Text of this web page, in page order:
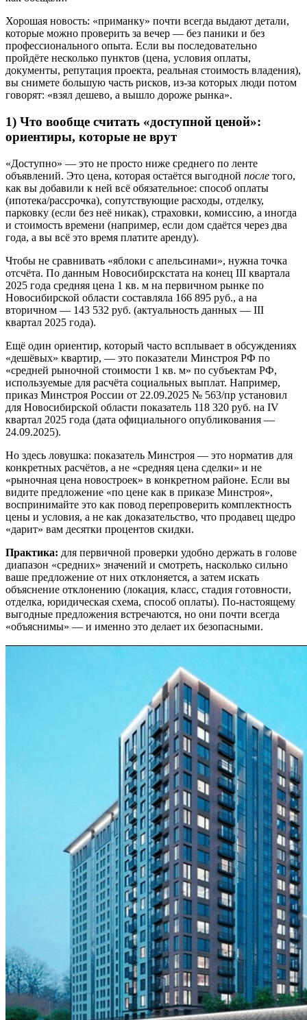
Хорошая новость: «приманку» почти всегда выдают детали,
которые можно проверить за вечер — без паники и без
профессионального опыта. Если вы последовательно
пройдёте несколько пунктов (цена, условия оплаты,
документы, репутация проекта, реальная стоимость владения),
вы снимете большую часть рисков, из-за которых люди потом
говорят: «взял дешево, а вышло дороже рынка».
1) Что вообще считать «доступной ценой»:
ориентиры, которые не врут
«Доступно» — это не просто ниже среднего по ленте
объявлений. Это цена, которая остаётся выгодной после того,
как вы добавили к ней всё обязательное: способ оплаты
(ипотека/рассрочка), сопутствующие расходы, отделку,
парковку (если без неё никак), страховки, комиссию, а иногда
и стоимость времени (например, если дом сдаётся через два
года, а вы всё это время платите аренду).
Чтобы не сравнивать «яблоки с апельсинами», нужна точка
отсчёта. По данным Новосибирскстата на конец III квартала
2025 года средняя цена 1 кв. м на первичном рынке по
Новосибирской области составляла 166 895 руб., а на
вторичном — 143 532 руб. (актуальность данных — III
квартал 2025 года).
Ещё один ориентир, который часто всплывает в обсуждениях
«дешёвых» квартир, — это показатели Минстроя РФ по
«средней рыночной стоимости 1 кв. м» по субъектам РФ,
используемые для расчёта социальных выплат. Например,
приказ Минстроя России от 22.09.2025 № 563/пр установил
для Новосибирской области показатель 118 320 руб. на IV
квартал 2025 года (дата официального опубликования —
24.09.2025).
Но здесь ловушка: показатель Минстроя — это норматив для
конкретных расчётов, а не «средняя цена сделки» и не
«рыночная цена новостроек» в конкретном районе. Если вы
видите предложение «по цене как в приказе Минстроя»,
воспринимайте это как повод перепроверить комплектность
цены и условия, а не как доказательство, что продавец щедро
«дарит» вам десятки процентов скидки.
Практика: для первичной проверки удобно держать в голове
диапазон «средних» значений и смотреть, насколько сильно
ваше предложение от них отклоняется, а затем искать
объяснение отклонению (локация, класс, стадия готовности,
отделка, юридическая схема, способ оплаты). По-настоящему
выгодные предложения встречаются, но они почти всегда
«объяснимы» — и именно это делает их безопасными.